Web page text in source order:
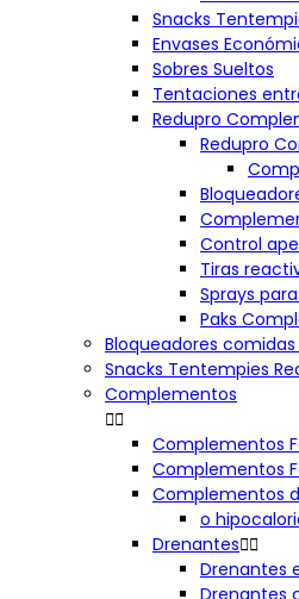
Snacks
Envases
Sobres Sueltos
Tentaciones
Redupro
Redupro
Control
Tiras
Sprays
Paks
Bloqueadores
Snacks Tentempies
Complementos

Complementos
Complementos
Complementos
o
Drenantes
Drenantes